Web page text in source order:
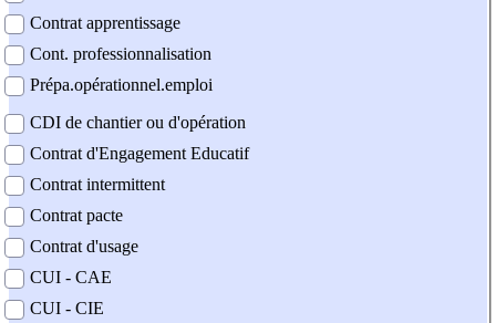
Contrat apprentissage
Cont. professionnalisation
Prépa.opérationnel.emploi
CDI de chantier ou d'opération
Contrat d'Engagement Educatif
Contrat intermittent
Contrat pacte
Contrat d'usage
CUI - CAE
CUI - CIE